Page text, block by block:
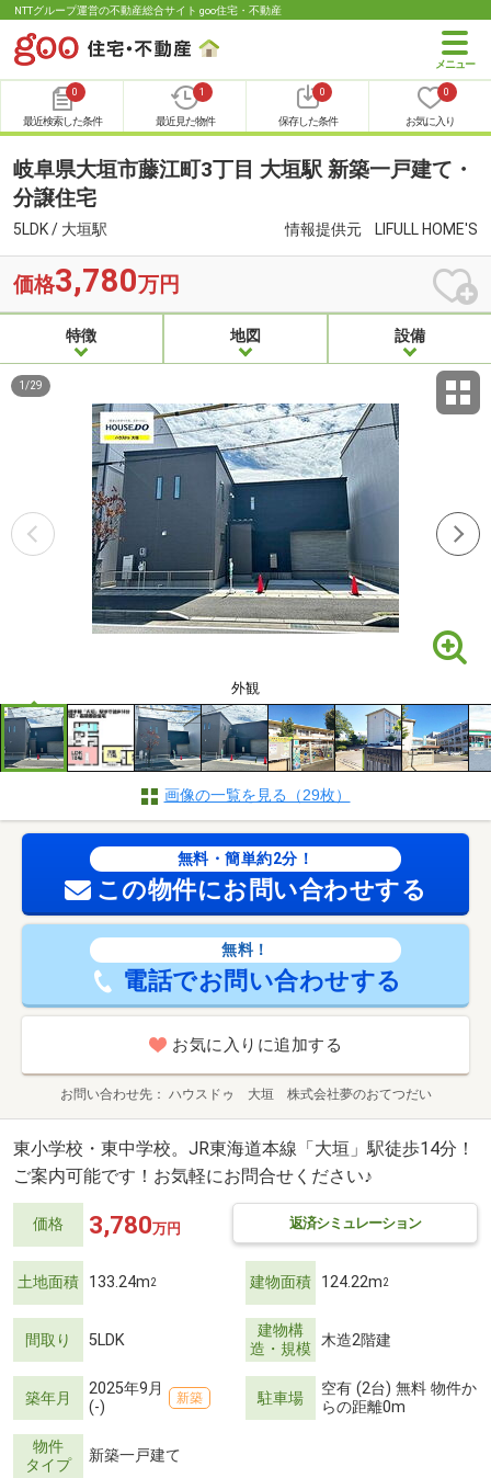
NTTグループ運営の不動産総合サイト goo住宅・不動産
0
最近検索した条件
1
最近見た物件
0
保存した条件
0
お気に入り
岐阜県大垣市藤江町3丁目 大垣駅 新築一戸建て・
分譲住宅
5LDK / 大垣駅 情報提供元 LIFULL HOME'S
価格3,780万円
特徴 地図 設備
外観
1 /29
画像の一覧を見る（29枚）
無料・簡単約2分！
この物件にお問い合わせする
無料！
電話でお問い合わせする
お気に入りに追加する
お問い合わせ先 ハウスドゥ 大垣 株式会社夢のおてつだい
東小学校・東中学校。JR東海道本線「大垣」駅徒歩14分！
ご案内可能です！お気軽にお問合せください♪
価格 返済シミュレーション
3,780万円
土地面積 133.24m2 建物面積 124.22m2
間取り 5LDK
建物構
造・規模 木造2階建
築年月
2025年9月
(-)
新築 駐車場
空有 (2台) 無料 物件か
らの距離0m
物件
タイプ
新築一戸建て